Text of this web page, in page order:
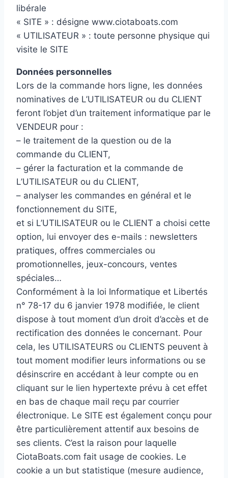
libérale
« SITE » : désigne www.ciotaboats.com
« UTILISATEUR » : toute personne physique qui
visite le SITE
Données personnelles
Lors de la commande hors ligne, les données
nominatives de L’UTILISATEUR ou du CLIENT
feront l’objet d’un traitement informatique par le
VENDEUR pour :
– le traitement de la question ou de la
commande du CLIENT,
– gérer la facturation et la commande de
L’UTILISATEUR ou du CLIENT,
– analyser les commandes en général et le
fonctionnement du SITE,
et si L’UTILISATEUR ou le CLIENT a choisi cette
option, lui envoyer des e-mails : newsletters
pratiques, offres commerciales ou
promotionnelles, jeux-concours, ventes
spéciales…
Conformément à la loi Informatique et Libertés
n° 78-17 du 6 janvier 1978 modifiée, le client
dispose à tout moment d’un droit d’accès et de
rectification des données le concernant. Pour
cela, les UTILISATEURS ou CLIENTS peuvent à
tout moment modifier leurs informations ou se
désinscrire en accédant à leur compte ou en
cliquant sur le lien hypertexte prévu à cet effet
en bas de chaque mail reçu par courrier
électronique. Le SITE est également conçu pour
être particulièrement attentif aux besoins de
ses clients. C’est la raison pour laquelle
CiotaBoats.com fait usage de cookies. Le
cookie a un but statistique (mesure audience,